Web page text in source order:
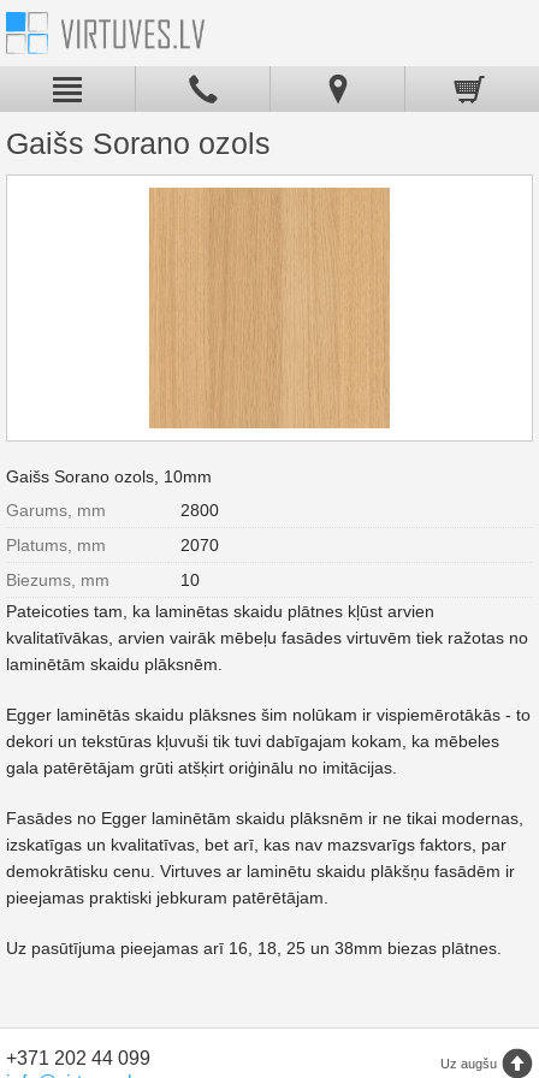
Gaišs Sorano ozols
Gaišs Sorano ozols, 10mm
Garums, mm
2800
Platums, mm
2070
Biezums, mm
10
Pateicoties tam, ka laminētas skaidu plātnes kļūst arvien
kvalitatīvākas, arvien vairāk mēbeļu fasādes virtuvēm tiek ražotas no
laminētām skaidu plāksnēm.
Egger laminētās skaidu plāksnes šim nolūkam ir vispiemērotākās - to
dekori un tekstūras kļuvuši tik tuvi dabīgajam kokam, ka mēbeles
gala patērētājam grūti atšķirt oriģinālu no imitācijas.
Fasādes no Egger laminētām skaidu plāksnēm ir ne tikai modernas,
izskatīgas un kvalitatīvas, bet arī, kas nav mazsvarīgs faktors, par
demokrātisku cenu. Virtuves ar laminētu skaidu plākšņu fasādēm ir
pieejamas praktiski jebkuram patērētājam.
Uz pasūtījuma pieejamas arī 16, 18, 25 un 38mm biezas plātnes.
Uz augšu
+371 202 44 099